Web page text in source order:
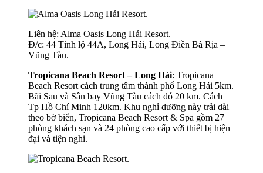
Liên hệ: Alma Oasis Long Hải Resort.
Đ/c: 44 Tỉnh lộ 44A, Long Hải, Long Điền Bà Rịa –
Vũng Tàu.
Tropicana Beach Resort – Long Hải: Tropicana
Beach Resort cách trung tâm thành phố Long Hải 5km.
Bãi Sau và Sân bay Vũng Tàu cách đó 20 km. Cách
Tp Hồ Chí Minh 120km. Khu nghỉ dưỡng này trải dài
theo bờ biển, Tropicana Beach Resort & Spa gồm 27
phòng khách sạn và 24 phòng cao cấp với thiết bị hiện
đại và tiện nghi.